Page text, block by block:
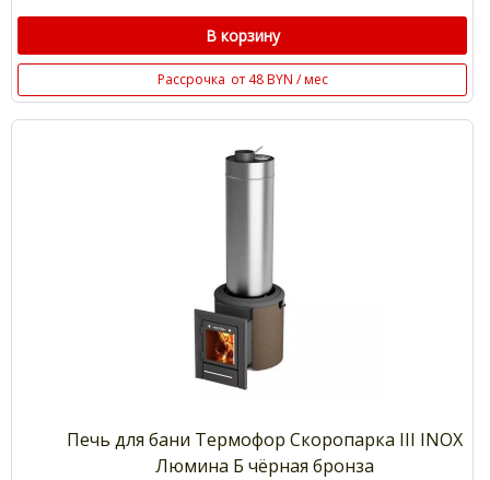
В корзину
Рассрочка от 48 BYN / мес
Печь для бани Термофор Скоропарка III INOX
Люмина Б чёрная бронза